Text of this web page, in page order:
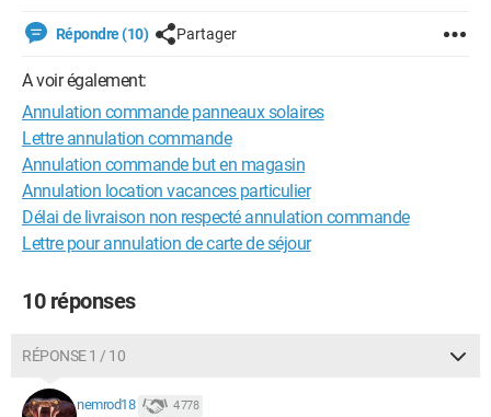
Répondre (10) Partager
A voir également:
Annulation commande panneaux solaires
Lettre annulation commande
Annulation commande but en magasin
Annulation location vacances particulier
Délai de livraison non respecté annulation commande
Lettre pour annulation de carte de séjour
10 réponses
RÉPONSE 1 / 10
nemrod18 4 778